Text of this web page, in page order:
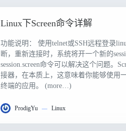
Linux下Screen命令详解
功能说明： 使用telnet或SSH远程登录
断，重新连接时，系统将开一个新的
session.screen命令可以解决这个问题。
接器，在本质上，这意味着你能够使用
终端的应用。 (more…)
ProdigYu — Linux